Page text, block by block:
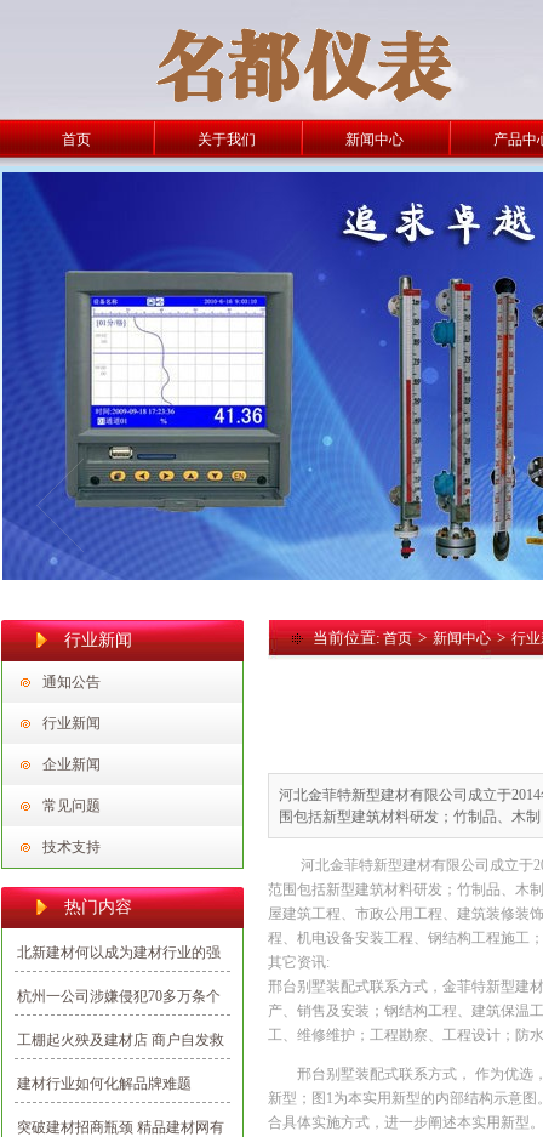
首页 关于我们 新闻中心 产品中
行业新闻
通知公告
行业新闻
企业新闻
常见问题
技术支持
热门内容
北新建材何以成为建材行业的强
势民族品牌？
杭州一公司涉嫌侵犯70多万条个
人信息，多为向业主推销建材
工棚起火殃及建材店 商户自发救
援避免损失
建材行业如何化解品牌难题
突破建材招商瓶颈 精品建材网有
当前位置:首页>新闻中心>行
河北金菲特新型建材有限公司成立于
围包括新型建筑材料研发；竹制品、木制
河北金菲特新型建材有限公司成立于
范围包括新型建筑材料研发；竹制品、木
屋建筑工程、市政公用工程、建筑装修装
程、机电设备安装工程、钢结构工程施工
其它资讯:
邢台别墅装配式联系方式，金菲特新型建
产、销售及安装；钢结构工程、建筑保温
工、维修维护；工程勘察、工程设计；防
邢台别墅装配式联系方式， 作为优选
新型；图1为本实用新型的内部结构示意
合具体实施方式，进一步阐述本实用新型